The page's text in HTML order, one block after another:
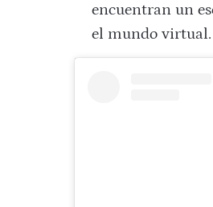
encuentran un
el mundo virtual.